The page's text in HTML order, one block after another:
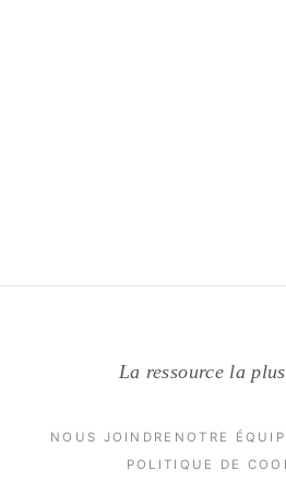
La ressource la
NOUS JOINDRE NOTRE
POLITIQUE DE